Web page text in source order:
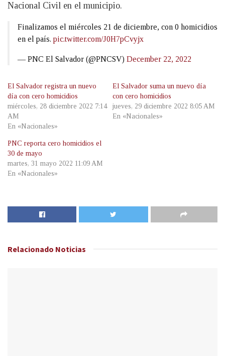
Nacional Civil en el municipio.
Finalizamos el miércoles 21 de diciembre, con 0 homicidios
en el país. pic.twitter.com/J0H7pCvyjx
— PNC El Salvador (@PNCSV) December 22, 2022
El Salvador registra un nuevo
día con cero homicidios
miércoles, 28 diciembre 2022 7:14
AM
En «Nacionales»
El Salvador suma un nuevo día
con cero homicidios
jueves, 29 diciembre 2022 8:05 AM
En «Nacionales»
PNC reporta cero homicidios el
30 de mayo
martes, 31 mayo 2022 11:09 AM
En «Nacionales»
Relacionado Noticias